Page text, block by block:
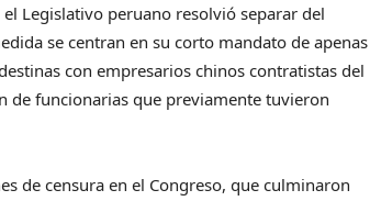
Legislativo peruano resolvió separar del
se centran en su corto mandato de apenas
con empresarios chinos contratistas del
de funcionarias que previamente tuvieron
de censura en el Congreso, que culminaron